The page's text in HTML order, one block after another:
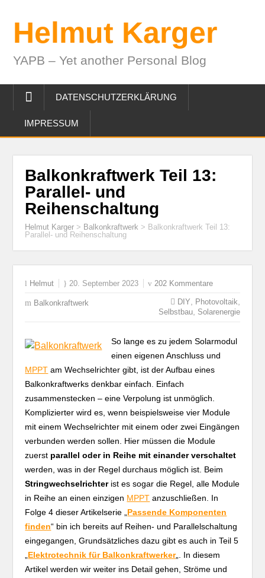
Helmut Karger
YAPB – Yet another Personal Blog
DATENSCHUTZERKLÄRUNG
IMPRESSUM
Balkonkraftwerk Teil 13:
Parallel- und
Reihenschaltung
Helmut Karger > Balkonkraftwerk > Balkonkraftwerk Teil 13:
Parallel- und Reihenschaltung
Helmut 20. September 2023 202 Kommentare
Balkonkraftwerk DIY Photovoltaik
Selbstbau, Solarenergie
So lange es zu jedem Solarmodul
einen eigenen Anschluss und
MPPT am Wechselrichter gibt, ist der Aufbau eines
Balkonkraftwerks denkbar einfach. Einfach
zusammenstecken – eine Verpolung ist unmöglich.
Komplizierter wird es, wenn beispielsweise vier Module
mit einem Wechselrichter mit einem oder zwei Eingängen
verbunden werden sollen. Hier müssen die Module
zuerst parallel oder in Reihe mit einander verschaltet
werden, was in der Regel durchaus möglich ist. Beim
Stringwechselrichterist es sogar die Regel, alle Module
in Reihe an einen einzigen MPPT anzuschließen. In
Folge 4 dieser Artikelserie „ Passende Komponenten
finden“ bin ich bereits auf Reihen- und Parallelschaltung
eingegangen, Grundsätzliches dazu gibt es auch in Teil 5
Elektrotechnik für Balkonkraftwerker„. In diesem
Artikel werden wir weiter ins Detail gehen, Ströme und